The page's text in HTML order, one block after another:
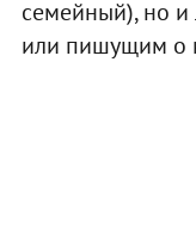
семейный), но
или пишущим о